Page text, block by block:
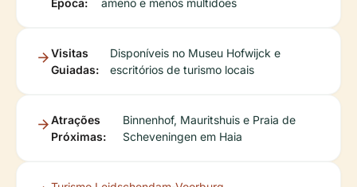
Época:
ameno e menos multidões
Visitas
Guiadas:
Disponíveis no Museu Hofwijck e
escritórios de turismo locais
Atrações
Próximas:
Binnenhof, Mauritshuis e Praia de
Scheveningen em Haia